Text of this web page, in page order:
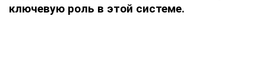
ключевую роль в этой системе.